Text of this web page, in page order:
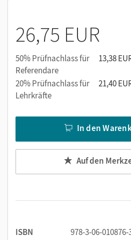
26,75 EUR
50% Prüfnachlass für
Referendare
13,38
20% Prüfnachlass für
Lehrkräfte
21,40
In den
Auf den
ISBN
978-3-06-010876-